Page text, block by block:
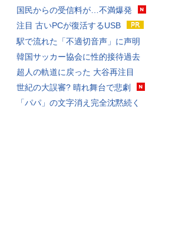
国民からの受信料が…不満爆発
注目 古いPCが復活するUSB
駅で流れた「不適切音声」に声明
韓国サッカー協会に性的接待過去
超人の軌道に戻った 大谷再注目
世紀の大誤審? 晴れ舞台で悲劇
「パパ」の文字消え完全沈黙続く